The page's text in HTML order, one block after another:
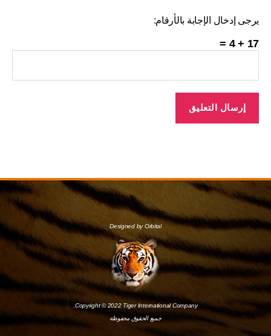
يرجى إدخال الإجابة بالأرقام:
17 + 4 =
Designed by Orbital
Copyright © 2022 Tiger International Company.
جميع الحقوق محفوظة